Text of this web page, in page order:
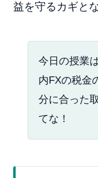
益を守るカギと
今日の授業
内FXの税金
分に合った
てな！